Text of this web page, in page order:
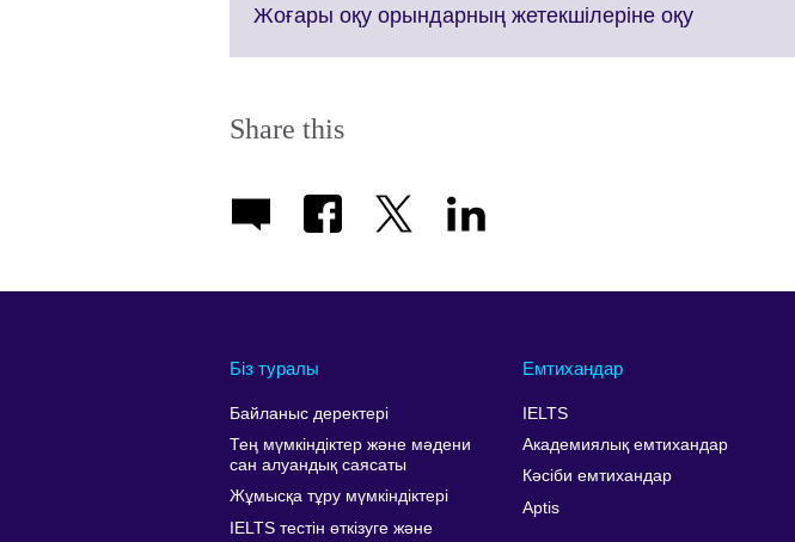
More
Жоғары оқу орындарның жетекшілеріне оқуClick
Share this
Біз туралы
Байланыс деректері
Тең мүмкіндіктер және мәдени
сан алуандық саясаты
Жұмысқа тұру мүмкіндіктері
IELTS тестін өткізуге және
Емтихандар
IELTS
Академиялық емтихандар
Кәсіби емтихандар
Aptis